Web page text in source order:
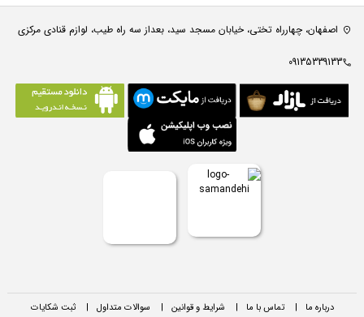
اصفهان، چهارراه تختی، خیابان مسجد سید، بعداز سه راه طیب، لوازم قنادی مرکزی
09135339133
درباره ما | تماس با ما | شرایط و قوانین | سوالات متداول | ثبت شکایات